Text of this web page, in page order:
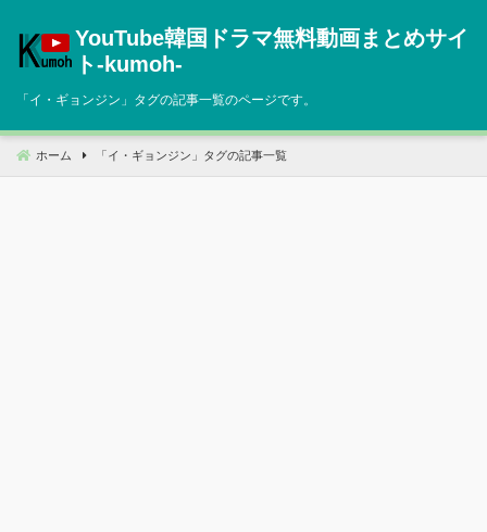
へ
動
YouTube韓国ドラマ無料動画まとめサイ
ト‐kumoh‐
「イ・ギョンジン 」タグの記事一覧のページです。
ホーム 「 イ・ギョンジン 」タグの記事一覧